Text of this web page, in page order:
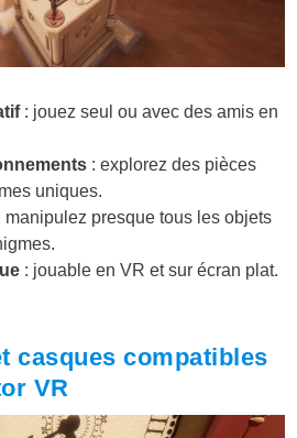
: jouez seul ou avec des amis en
: explorez des pièces
uniques.
manipulez presque tous les objets
: jouable en VR et sur écran plat.
casques compatibles
VR